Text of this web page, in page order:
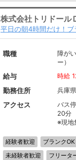
株式会社トリドー
平日の朝4時間だけ！
職種
障が
ー）
給与 時給
勤務住所 兵庫
アクセス
バス
20分
※現地
経験者歓迎 ブランクOK
未経験者歓迎
フリータ